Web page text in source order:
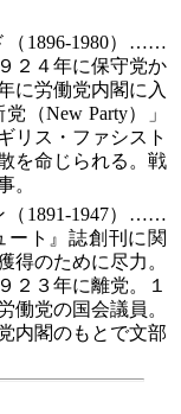
（1896-1980）……
２４年に保守党か
に労働党内閣に入
（New Party）」
リス・ファシスト
を命じられる。戦
。
（1891-1947）……
ート』誌創刊に関
得のために尽力。
２３年に離党。１
働党の国会議員。
内閣のもとで文部